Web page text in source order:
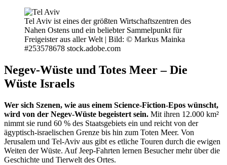
Tel Aviv ist eines der größten Wirtschaftszentren des
Nahen Ostens und ein beliebter Sammelpunkt für
Freigeister aus aller Welt | Bild: © Markus Mainka
#253578678 stock.adobe.com
Negev-Wüste und Totes Meer – Die
Wüste Israels
Wer sich Szenen, wie aus einem Science-Fiction-Epos wünscht,
wird von der Negev-Wüste begeistert sein. Mit ihren 12.000 km²
nimmt sie rund 60 % des Staatsgebiets ein und reicht von der
ägyptisch-israelischen Grenze bis hin zum Toten Meer. Von
Jerusalem und Tel-Aviv aus gibt es etliche Touren durch die ewigen
Weiten der Wüste. Auf Jeep-Fahrten lernen Besucher mehr über die
Geschichte und Tierwelt des Ortes.